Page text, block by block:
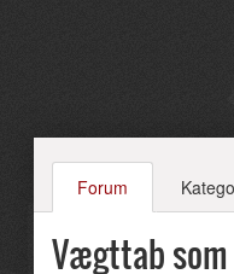
Forum
Vægttab som